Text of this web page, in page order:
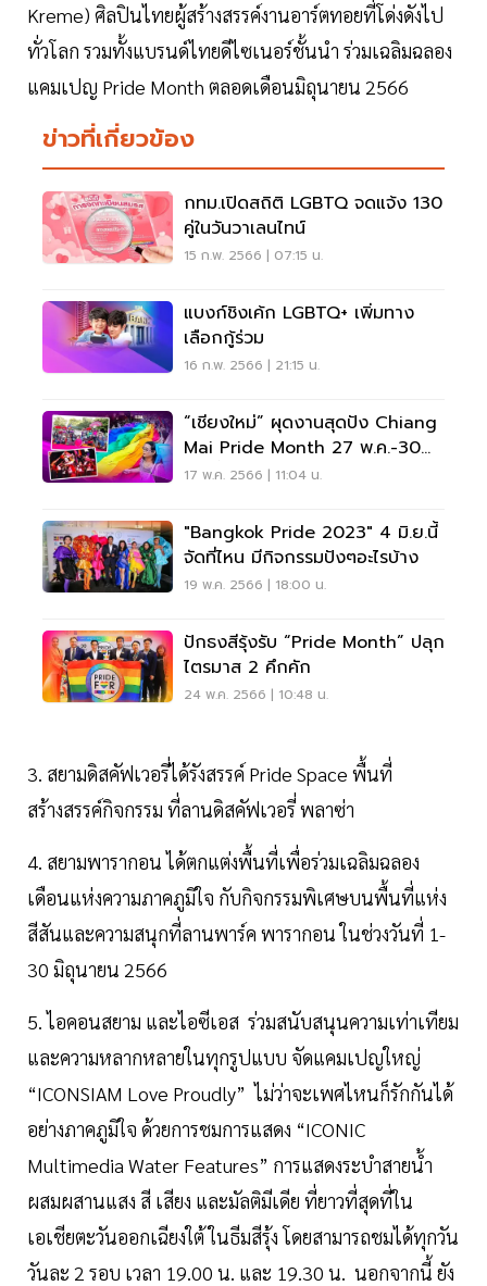
Kreme) ศิลปินไทยผู้สร้างสรรค์งานอาร์ตทอยที่โด่งดังไป
ทั่วโลก รวมทั้งแบรนด์ไทยดีไซเนอร์ชั้นนำ ร่วมเฉลิมฉลอง
แคมเปญ Pride Month ตลอดเดือนมิถุนายน 2566
ข่าวที่เกี่ยวข้อง
กทม.เปิดสถิติ LGBTQ จดแจ้ง 130
คู่ในวันวาเลนไทน์
15 ก.พ. 2566 | 07:15 น.
แบงก์ชิงเค้ก LGBTQ+ เพิ่มทาง
เลือกกู้ร่วม
16 ก.พ. 2566 | 21:15 น.
“เชียงใหม่” ผุดงานสุดปัง Chiang
Mai Pride Month 27 พ.ค.-30
มิ.ย.นี้
17 พ.ค. 2566 | 11:04 น.
"Bangkok Pride 2023" 4 มิ.ย.นี้
จัดที่ไหน มีกิจกรรมปังๆอะไรบ้าง
19 พ.ค. 2566 | 18:00 น.
ปักธงสีรุ้งรับ “Pride Month” ปลุก
ไตรมาส 2 คึกคัก
24 พ.ค. 2566 | 10:48 น.
3. สยามดิสคัฟเวอรี่ได้รังสรรค์ Pride Space พื้นที่
สร้างสรรค์กิจกรรม ที่ลานดิสคัฟเวอรี่ พลาซ่า
4. สยามพารากอน ได้ตกแต่งพื้นที่เพื่อร่วมเฉลิมฉลอง
เดือนแห่งความภาคภูมิใจ กับกิจกรรมพิเศษบนพื้นที่แห่ง
สีสันและความสนุกที่ลานพาร์ค พารากอน ในช่วงวันที่ 1-
30 มิถุนายน 2566
5. ไอคอนสยาม และไอซีเอส ร่วมสนับสนุนความเท่าเทียม
และความหลากหลายในทุกรูปแบบ จัดแคมเปญใหญ่
“ICONSIAM Love Proudly” ไม่ว่าจะเพศไหนก็รักกันได้
อย่างภาคภูมิใจ ด้วยการชมการแสดง “ICONIC
Multimedia Water Features” การแสดงระบำสายน้ำ
ผสมผสานแสง สี เสียง และมัลติมีเดีย ที่ยาวที่สุดที่ใน
เอเชียตะวันออกเฉียงใต้ ในธีมสีรุ้ง โดยสามารถชมได้ทุกวัน
วันละ 2 รอบ เวลา 19.00 น. และ 19.30 น. นอกจากนี้ ยัง